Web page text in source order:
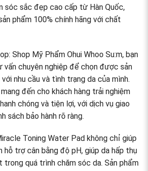
sóc sắc đẹp cao cấp từ Hàn Quốc,
phẩm 100% chính hãng với chất
Shop Mỹ Phẩm Ohui Whoo Su:m, bạn
chuyên nghiệp để chọn được sản
nhu cầu và tình trạng da của mình.
đến cho khách hàng trải nghiệm
chóng và tiện lợi, với dịch vụ giao
sách bảo hành rõ ràng.
Toning Water Pad không chỉ giúp
hỗ trợ cân bằng độ pH, giúp da hấp thụ
quá trình chăm sóc da. Sản phẩm